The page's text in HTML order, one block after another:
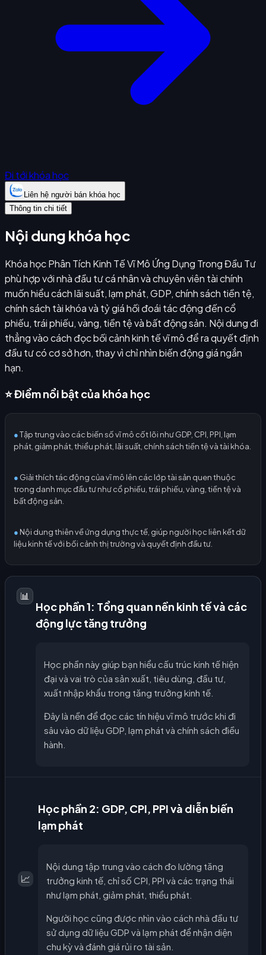
Đi tới khóa học
Liên hệ người bán khóa học
Thông tin chi tiết
Nội dung khóa học
Khóa học Phân Tích Kinh Tế Vĩ Mô Ứng Dụng Trong Đầu Tư
phù hợp với nhà đầu tư cá nhân và chuyên viên tài chính
muốn hiểu cách lãi suất, lạm phát, GDP, chính sách tiền tệ,
chính sách tài khóa và tỷ giá hối đoái tác động đến cổ
phiếu, trái phiếu, vàng, tiền tệ và bất động sản. Nội dung đi
thẳng vào cách đọc bối cảnh kinh tế vĩ mô để ra quyết định
đầu tư có cơ sở hơn, thay vì chỉ nhìn biến động giá ngắn
hạn.
⭐ Điểm nổi bật của khóa học
●Tập trung vào các biến số vĩ mô cốt lõi như GDP, CPI, PPI, lạm
phát, giảm phát, thiểu phát, lãi suất, chính sách tiền tệ và tài khóa.
● Giải thích tác động của vĩ mô lên các lớp tài sản quen thuộc
trong danh mục đầu tư như cổ phiếu, trái phiếu, vàng, tiền tệ và
bất động sản.
● Nội dung thiên về ứng dụng thực tế, giúp người học liên kết dữ
liệu kinh tế với bối cảnh thị trường và quyết định đầu tư.
📊
Học phần 1: Tổng quan nền kinh tế và các
động lực tăng trưởng
Học phần này giúp bạn hiểu cấu trúc kinh tế hiện
đại và vai trò của sản xuất, tiêu dùng, đầu tư,
xuất nhập khẩu trong tăng trưởng kinh tế.
Đây là nền để đọc các tín hiệu vĩ mô trước khi đi
sâu vào dữ liệu GDP, lạm phát và chính sách điều
hành.
📈
Học phần 2: GDP, CPI, PPI và diễn biến
lạm phát
Nội dung tập trung vào cách đo lường tăng
trưởng kinh tế, chỉ số CPI, PPI và các trạng thái
như lạm phát, giảm phát, thiểu phát.
Người học cũng được nhìn vào cách nhà đầu tư
sử dụng dữ liệu GDP và lạm phát để nhận diện
chu kỳ và đánh giá rủi ro tài sản.